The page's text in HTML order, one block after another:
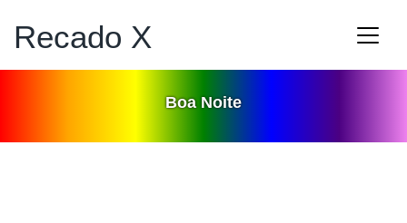
Recado X
Boa Noite